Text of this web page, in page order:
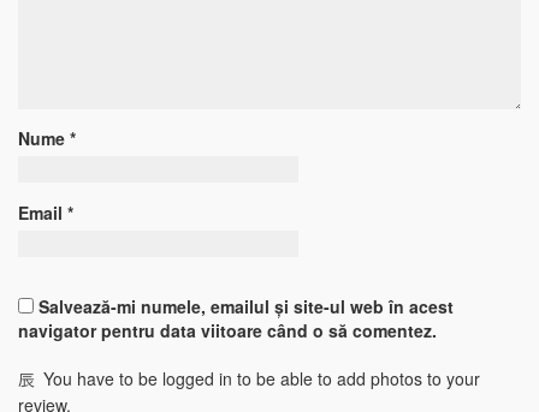
Nume *
Email *
Salvează-mi numele, emailul și site-ul web în acest
navigator pentru data viitoare când o să comentez.
You have to be logged in to be able to add photos to your
review.